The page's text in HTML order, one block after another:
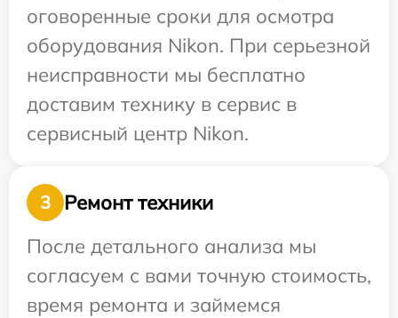
оговоренные сроки для осмотра
оборудования Nikon. При серьезной
неисправности мы бесплатно
доставим технику в сервис в
сервисный центр Nikon.
3
Ремонт техники
После детального анализа мы
согласуем с вами точную стоимость,
время ремонта и займемся